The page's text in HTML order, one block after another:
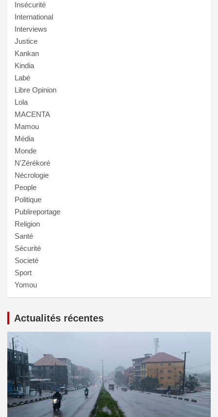
Insécurité
International
Interviews
Justice
Kankan
Kindia
Labé
Libre Opinion
Lola
MACENTA
Mamou
Média
Monde
N'Zérékoré
Nécrologie
People
Politique
Publireportage
Religion
Santé
Sécurité
Societé
Sport
Yomou
Actualités récentes